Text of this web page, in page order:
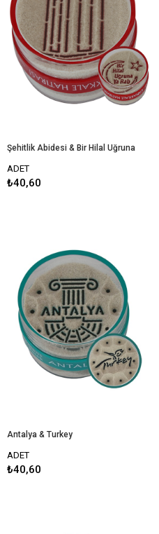
Şehitlik Abidesi & Bir Hilal Uğruna
ADET
₺40,60
Antalya & Turkey
ADET
₺40,60